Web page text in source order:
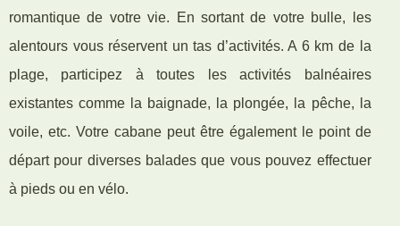
romantique de votre vie. En sortant de votre bulle, les
alentours vous réservent un tas d’activités. A 6 km de la
plage, participez à toutes les activités balnéaires
existantes comme la baignade, la plongée, la pêche, la
voile, etc. Votre cabane peut être également le point de
départ pour diverses balades que vous pouvez effectuer
à pieds ou en vélo.